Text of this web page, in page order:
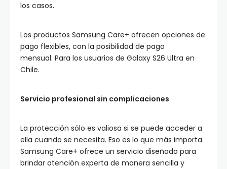
los casos.
Los productos Samsung Care+ ofrecen opciones de
pago flexibles, con la posibilidad de pago
mensual. Para los usuarios de Galaxy S26 Ultra en
Chile.
Servicio profesional sin complicaciones
La protección sólo es valiosa si se puede acceder a
ella cuando se necesita. Eso es lo que más importa.
Samsung Care+ ofrece un servicio diseñado para
brindar atención experta de manera sencilla y